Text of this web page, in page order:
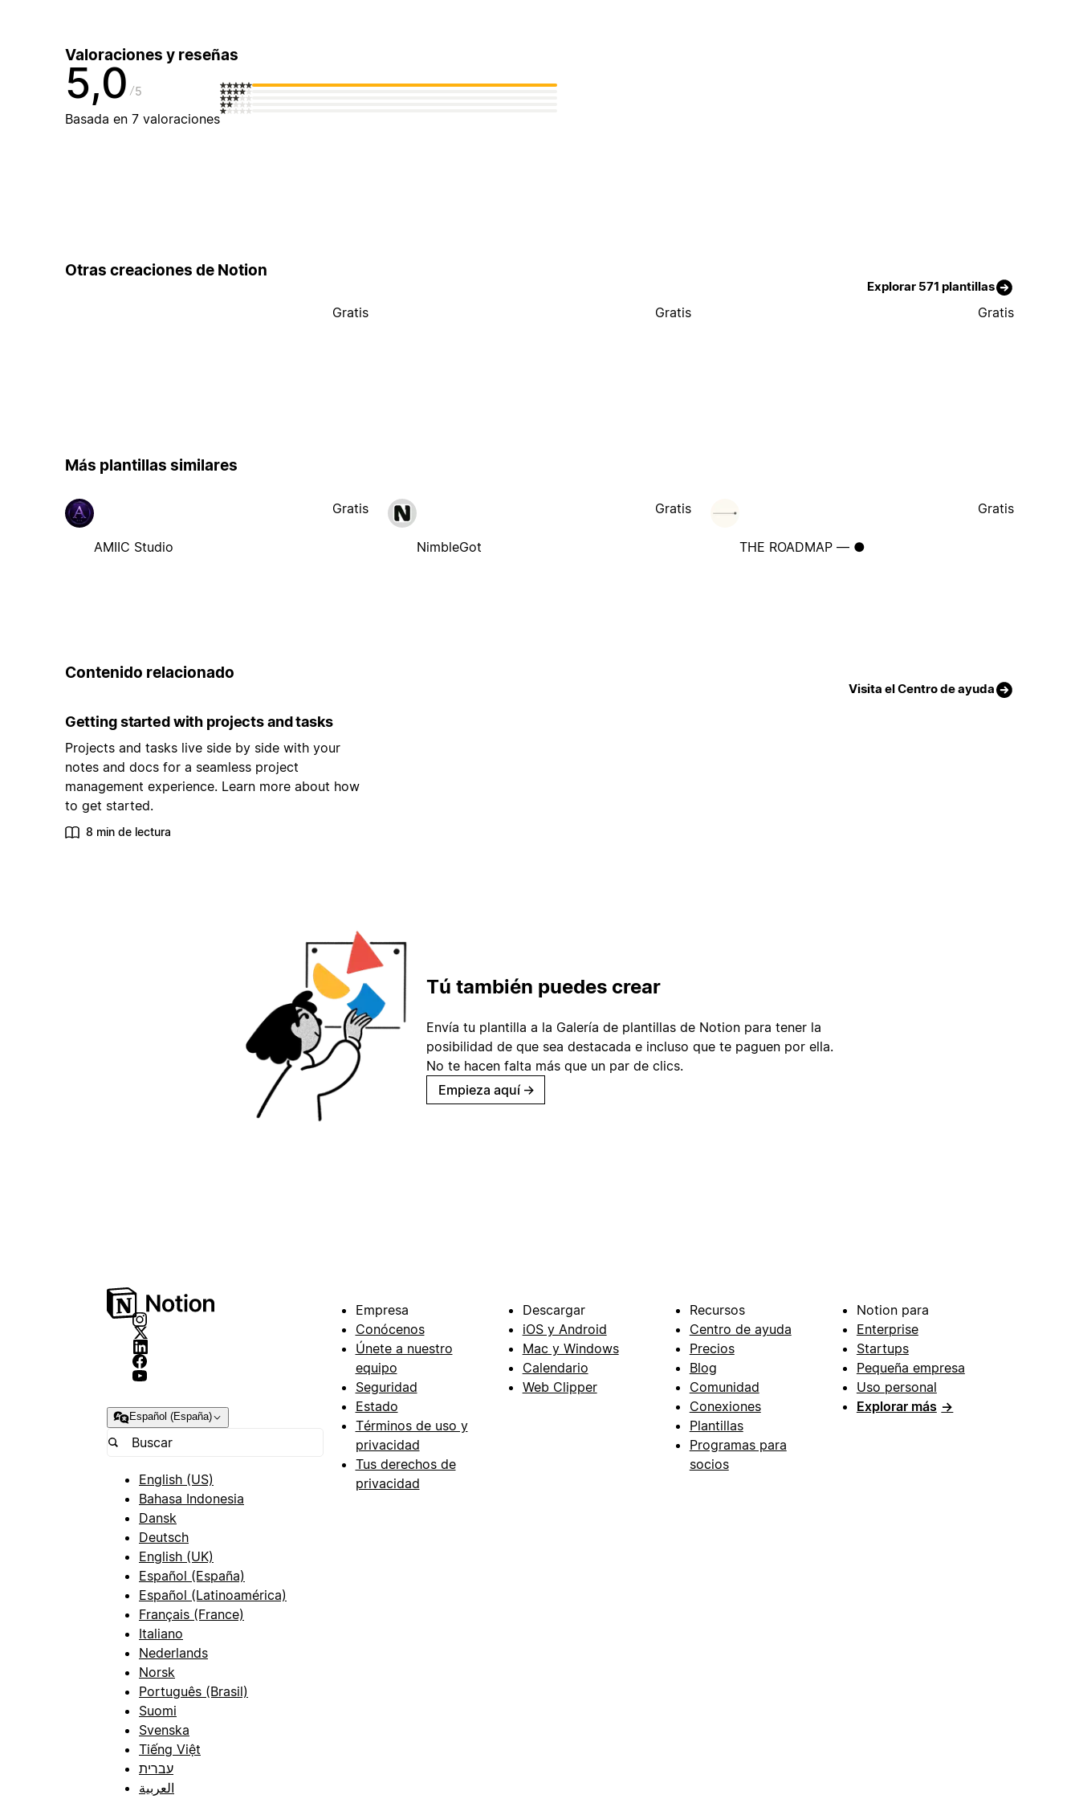
Valoraciones y reseñas
5,0 5
Basada en 7 valoraciones
Otras creaciones de Notion
Explorar 571 plantillas
Gratis Gratis Gratis
Más plantillas similares
AMIIC Studio
Gratis
NimbleGot
Gratis
THE ROADMAP — ●
Gratis
Contenido relacionado
Visita el Centro de ayuda
Getting started with projects and tasks
Projects and tasks live side by side with your
notes and docs for a seamless project
management experience. Learn more about how
to get started.
8 min de lectura
Tú también puedes crear
Envía tu plantilla a la Galería de plantillas de Notion para tener la
posibilidad de que sea destacada e incluso que te paguen por ella.
No te hacen falta más que un par de clics.
Empieza aquí →
Español (España)
English (US)
Bahasa Indonesia
Dansk
Deutsch
English (UK)
Español (España)
Español (Latinoamérica)
Français (France)
Italiano
Nederlands
Norsk
Português (Brasil)
Suomi
Svenska
Tiếng Việt
עברית
العربية
Empresa
Conócenos
Únete a nuestro
equipo
Seguridad
Estado
Términos de uso y
privacidad
Tus derechos de
privacidad
Descargar
iOS y Android
Mac y Windows
Calendario
Web Clipper
Recursos
Centro de ayuda
Precios
Blog
Comunidad
Conexiones
Plantillas
Programas para
socios
Notion para
Enterprise
Startups
Pequeña empresa
Uso personal
Explorar más →